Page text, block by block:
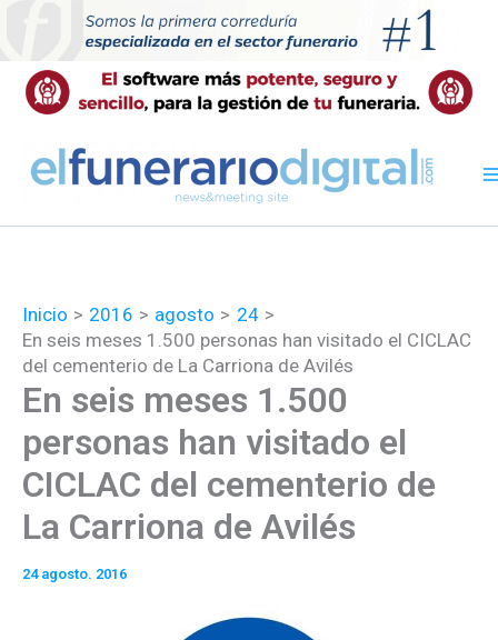
contenido
Inicio 2016 agosto
24
En seis meses 1.500 personas han visitado el CICLAC
del cementerio de La Carriona de Avilés
En seis meses 1.500
personas han visitado el
CICLAC del cementerio de
La Carriona de Avilés
24 agosto. 2016